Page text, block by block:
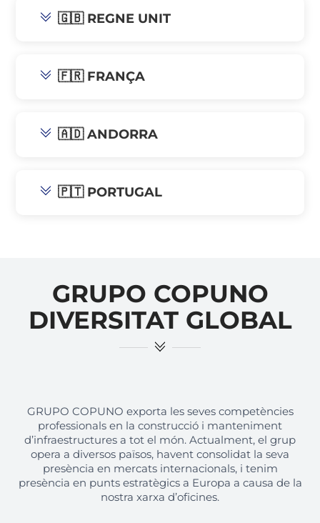
🇬🇧 REGNE UNIT
🇫🇷 FRANÇA
🇦🇩 ANDORRA
🇵🇹 PORTUGAL
GRUPO COPUNO
DIVERSITAT GLOBAL
GRUPO COPUNO exporta les seves competències
professionals en la construcció i manteniment
d’infraestructures a tot el món. Actualment, el grup
opera a diversos països, havent consolidat la seva
presència en mercats internacionals, i tenim
presència en punts estratègics a Europa a causa de la
nostra xarxa d’oficines.